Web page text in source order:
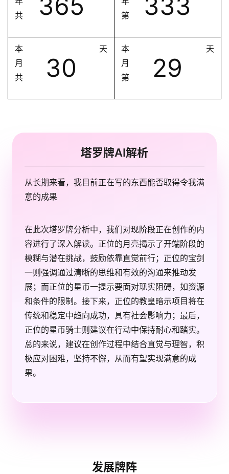
共
第
本
月
共
30
天
本
月
第
29
天
塔罗牌AI解析
从长期来看，我目前正在写的东西能否取得令我满
意的成果
在此次塔罗牌分析中，我们对现阶段正在创作的内
容进行了深入解读。正位的月亮揭示了开端阶段的
模糊与潜在挑战，鼓励依靠直觉前行；正位的宝剑
一则强调通过清晰的思维和有效的沟通来推动发
展；而正位的星币一提示要面对现实阻碍，如资源
和条件的限制。接下来，正位的教皇暗示项目将在
传统和稳定中趋向成功，具有社会影响力；最后，
正位的星币骑士则建议在行动中保持耐心和踏实。
总的来说，建议在创作过程中结合直觉与理智，积
极应对困难，坚持不懈，从而有望实现满意的成
果。
发展牌阵